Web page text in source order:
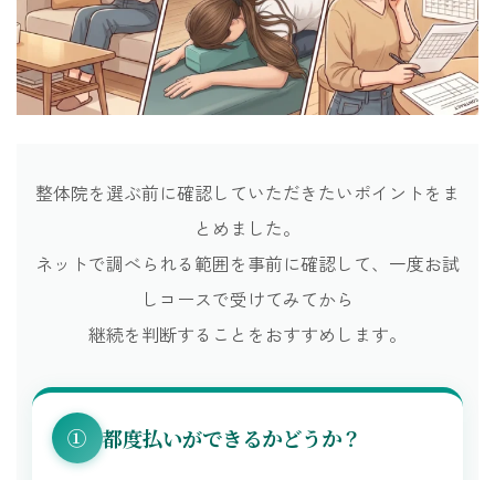
整体院を選ぶ前に確認していただきたいポイントをま
とめました。
ネットで調べられる範囲を事前に確認して、一度お試
しコースで受けてみてから
継続を判断することをおすすめします。
① 都度払いができるかどうか？